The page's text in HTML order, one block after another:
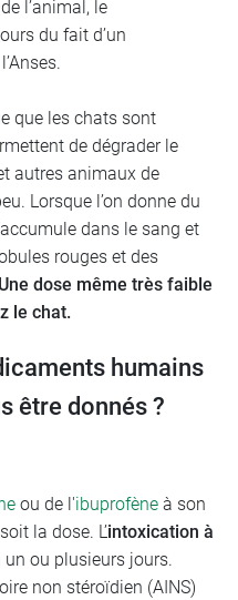
l’animal, le
du fait d’un
que les chats sont
de dégrader le
autres animaux de
Lorsque l’on donne du
dans le sang et
rouges et des
Une dose même très faible
le chat.
humains
être donnés ?
ou de l'ibuprofène à son
la dose. L’intoxication à
un ou plusieurs jours.
non stéroïdien (AINS)